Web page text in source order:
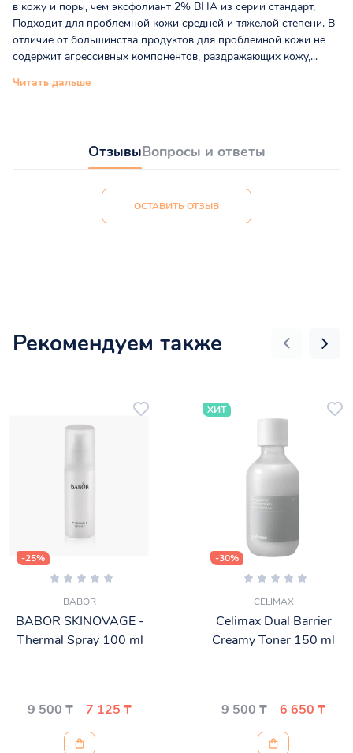
в кожу и поры, чем эксфолиант 2% ВНА из серии стандарт,
Подходит для проблемной кожи средней и тяжелой степени. В
отличие от большинства продуктов для проблемной кожи не
содержит агрессивных компонентов, раздражающих кожу,...
Читать дальше
ОтзывыВопросы и ответы
ОСТАВИТЬ ОТЗЫВ
Рекомендуем также
-25%
BABOR
BABOR SKINOVAGE -
Thermal Spray 100 ml
9 500 ₸ 7 125 ₸
ХИТ
-30%
CELIMAX
Celimax Dual Barrier
Creamy Toner 150 ml
9 500 ₸ 6 650 ₸